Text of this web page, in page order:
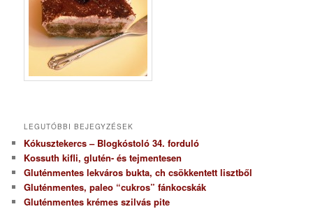
LEGUTÓBBI BEJEGYZÉSEK
Kókusztekercs – Blogkóstoló 34. forduló
Kossuth kifli, glutén- és tejmentesen
Gluténmentes lekváros bukta, ch csökkentett lisztből
Gluténmentes, paleo “cukros” fánkocskák
Gluténmentes krémes szilvás pite